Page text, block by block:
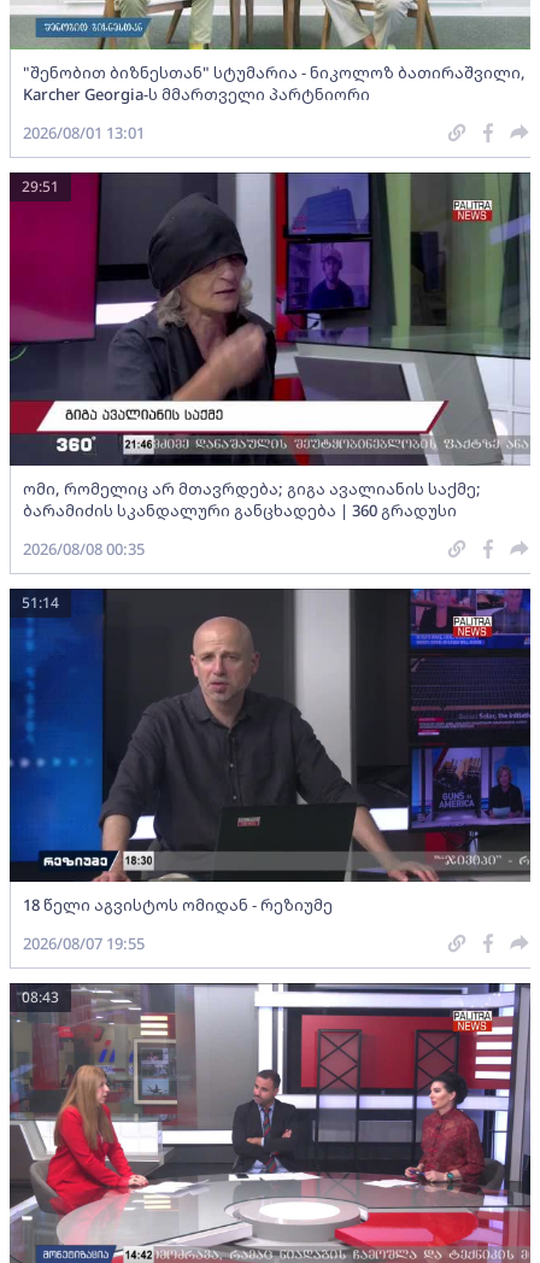
"შენობით ბიზნესთან" სტუმარია - ნიკოლოზ ბათირაშვილი,
Karcher Georgia-ს მმართველი პარტნიორი
2026/08/01 13:01
ომი, რომელიც არ მთავრდება; გიგა ავალიანის საქმე;
ბარამიძის სკანდალური განცხადება | 360 გრადუსი
29:51
2026/08/08 00:35
18 წელი აგვისტოს ომიდან - რეზიუმე
51:14
2026/08/07 19:55
08:43